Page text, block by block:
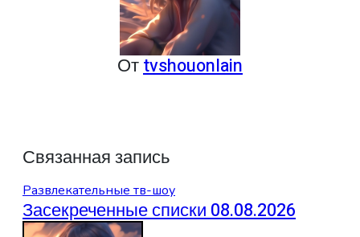
Отtvshouonlain
Связанная запись
Развлекательные тв-шоу
Засекреченные списки 08.08.2026